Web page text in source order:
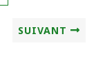
SUIVANT